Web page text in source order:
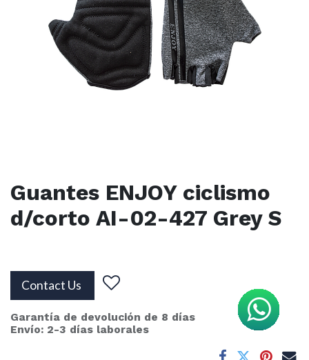
Guantes ENJOY ciclismo
d/corto AI-02-427 Grey S
Contact Us
Garantía de devolución de 8 días
Envío: 2-3 días laborales